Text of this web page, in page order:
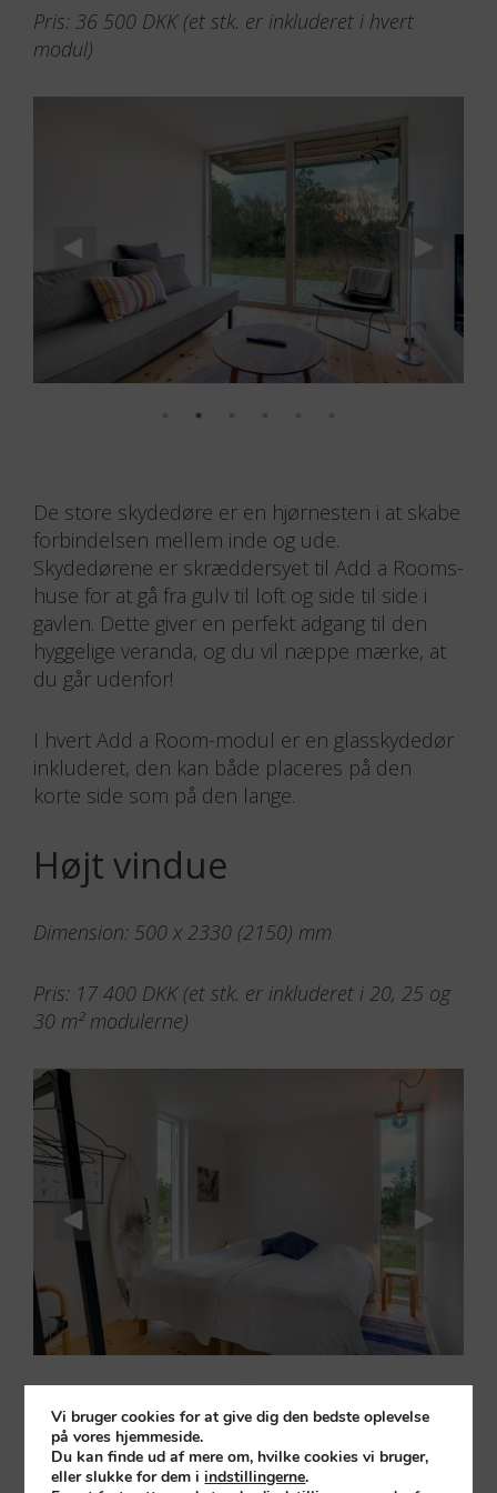
Pris: 36 500 DKK (et stk. er inkluderet i hvert
modul)
forbindelsen mellem inde og ude.
Skydedørene er skræddersyet til Add a Rooms-
huse for at gå fra gulv til loft og side til side i
gavlen. Dette giver en perfekt adgang til den
hyggelige veranda, og du vil næppe mærke, at
du går udenfor!
inkluderet, den kan både placeres på den
korte side som på den lange.
Højt vindue
30 m² modulerne)
Det høje vindue, der kan åbnes, går fra gulv til
Vi bruger cookies for at give dig den bedste oplevelse
på vores hjemmeside.
Du kan finde ud af mere om, hvilke cookies vi bruger,
eller slukke for dem iindstillingerne.